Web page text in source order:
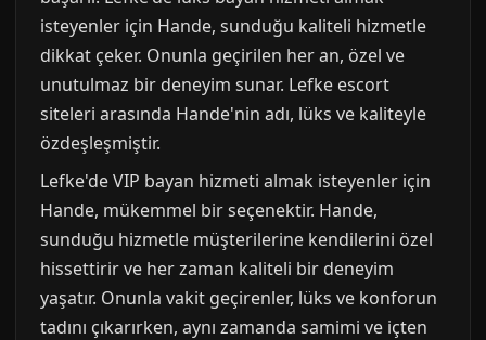
isteyenler için Hande, sunduğu kaliteli hizmetle
dikkat çeker. Onunla geçirilen her an, özel ve
unutulmaz bir deneyim sunar. Lefke escort
siteleri arasında Hande'nin adı, lüks ve kaliteyle
özdeşleşmiştir.
Lefke'de VIP bayan hizmeti almak isteyenler için
Hande, mükemmel bir seçenektir. Hande,
sunduğu hizmetle müşterilerine kendilerini özel
hissettirir ve her zaman kaliteli bir deneyim
yaşatır. Onunla vakit geçirenler, lüks ve konforun
tadını çıkarırken, aynı zamanda samimi ve içten